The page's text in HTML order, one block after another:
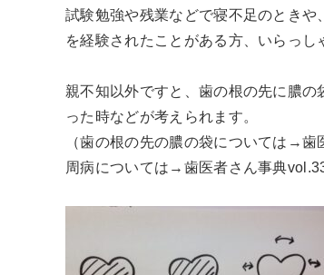
試験勉強や残業などで寝不足のとき
を経験されたことがある方、いらっし
親不知以外ですと、歯の根の先に膿
った時などが考えられます。
（歯の根の先の膿の袋については→
周病については→歯医者さん事典vol.33